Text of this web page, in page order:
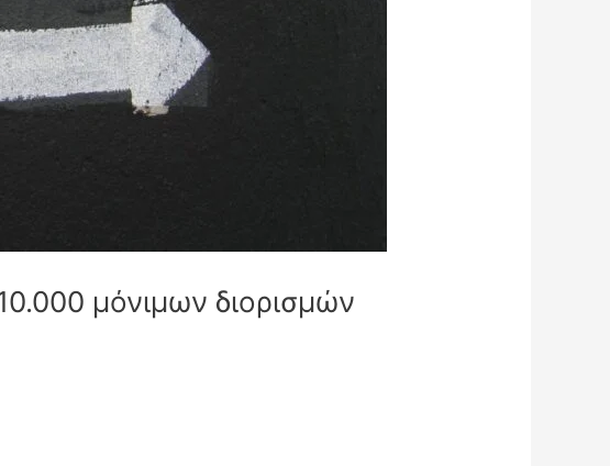
μόνιμων διορισμών